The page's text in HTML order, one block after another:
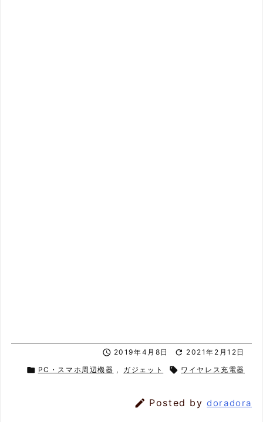
 2019年4月8日  2021年2月12日
 PC・スマホ周辺機器 , ガジェット  ワイヤレス充電器
 Posted bydoradora